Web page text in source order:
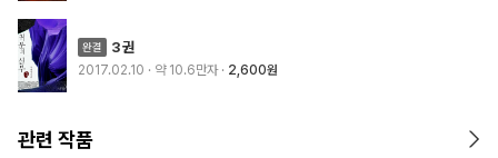
3권
2017.02.10 · 약 10.6만자 2,600원
관련 작품